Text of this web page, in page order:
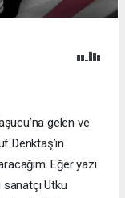
gelen ve
Denktaş’ın
Eğer yazı
Utku